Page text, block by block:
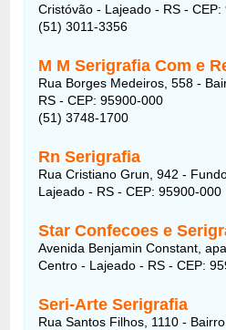
Cristóvão - Lajeado - RS -
(51) 3011-3356
M M Serigrafia Com e
Rua Borges Medeiros, 558 -
RS - CEP: 95900-000
(51) 3748-1700
Rn Serigrafia
Rua Cristiano Grun, 942 -
Lajeado - RS - CEP: 95900-000
Star Confecoes e
Avenida Benjamin Constant,
Centro - Lajeado - RS - CEP:
Seri-Arte Serigrafia
Rua Santos Filhos, 1110 -